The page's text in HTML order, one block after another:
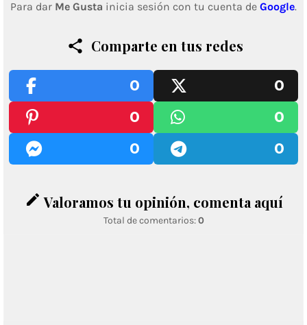
Para dar Me Gusta inicia sesión con tu cuenta de Google.
Comparte en tus redes
0
0
0
0
0
0
edit Valoramos tu opinión, comenta aquí
Total de comentarios:0